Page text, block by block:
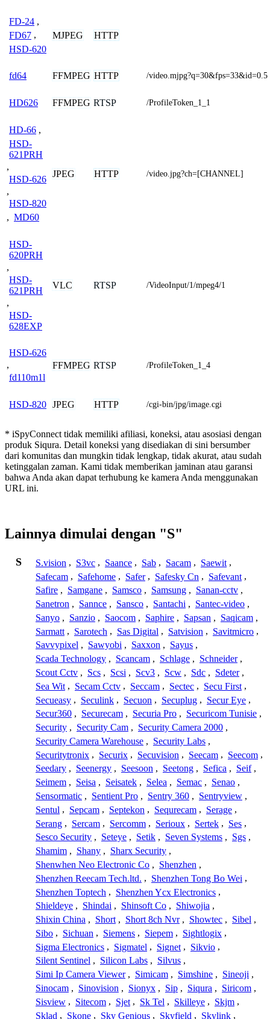
FD-24 ,
FD67 ,
HSD-620
MJPEG HTTP
fd64 FFMPEG HTTP /video.mjpg?q=30&fps=33&id=0.5
HD626 FFMPEG RTSP /ProfileToken_1_1
HD-66 ,
HSD-
621PRH
,
HSD-626
,
HSD-820
, MD60
JPEG HTTP /video.jpg?ch=[CHANNEL]
HSD-
620PRH
,
HSD-
621PRH
,
HSD-
628EXP
VLC RTSP /VideoInput/1/mpeg4/1
HSD-626
,
fd110m1l
FFMPEG RTSP /ProfileToken_1_4
HSD-820 JPEG HTTP /cgi-bin/jpg/image.cgi
* iSpyConnect tidak memiliki afiliasi, koneksi, atau asosiasi dengan
produk Siqura. Detail koneksi yang disediakan di sini bersumber
dari komunitas dan mungkin tidak lengkap, tidak akurat, atau sudah
ketinggalan zaman. Kami tidak memberikan jaminan atau garansi
bahwa Anda akan dapat terhubung ke kamera Anda menggunakan
URL ini.
Lainnya dimulai dengan "S"
S S.vision , S3vc , Saance , Sab , Sacam , Saewit ,
Safecam , Safehome , Safer , Safesky Cn , Safevant ,
Safire , Samgane , Samsco , Samsung , Sanan-cctv ,
Sanetron , Sannce , Sansco , Santachi , Santec-video ,
Sanyo , Sanzio , Saocom , Saphire , Sapsan , Saqicam ,
Sarmatt , Sarotech , Sas Digital , Satvision , Savitmicro ,
Savvypixel , Sawyobi , Saxxon , Sayus ,
Scada Technology , Scancam , Schlage , Schneider ,
Scout Cctv , Scs , Scsi , Scv3 , Scw , Sdc , Sdeter ,
Sea Wit , Secam Cctv , Seccam , Sectec , Secu First ,
Secueasy , Seculink , Secuon , Secuplug , Secur Eye ,
Secur360 , Securecam , Securia Pro , Securicom Tunisie ,
Security , Security Cam , Security Camera 2000 ,
Security Camera Warehouse , Security Labs ,
Securitytronix , Securix , Secuvision , Seecam , Seecom ,
Seedary , Seenergy , Seesoon , Seetong , Sefica , Seif ,
Seimem , Seisa , Seisatek , Selea , Semac , Senao ,
Sensormatic , Sentient Pro , Sentry 360 , Sentryview ,
Sentul , Sepcam , Septekon , Sequrecam , Serage ,
Serang , Sercam , Sercomm , Serioux , Sertek , Ses ,
Sesco Security , Seteye , Setik , Seven Systems , Sgs ,
Shamim , Shany , Sharx Security ,
Shenwhen Neo Electronic Co , Shenzhen ,
Shenzhen Reecam Tech.ltd. , Shenzhen Tong Bo Wei ,
Shenzhen Toptech , Shenzhen Ycx Electronics ,
Shieldeye , Shindai , Shinsoft Co , Shiwojia ,
Shixin China , Short , Short 8ch Nvr , Showtec , Sibel ,
Sibo , Sichuan , Siemens , Siepem , Sightlogix ,
Sigma Electronics , Sigmatel , Signet , Sikvio ,
Silent Sentinel , Silicon Labs , Silvus ,
Simi Ip Camera Viewer , Simicam , Simshine , Sineoji ,
Sinocam , Sinovision , Sionyx , Sip , Siqura , Siricom ,
Sisview , Sitecom , Sjet , Sk Tel , Skilleye , Skjm ,
Sklad , Skone , Sky Genious , Skyfield , Skylink ,